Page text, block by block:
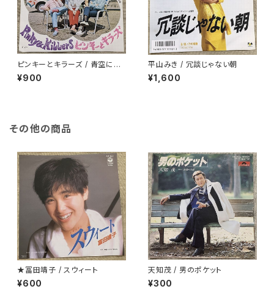
ピンキーとキラーズ / 青空にと
び出せ!
¥900
平山みき / 冗談じゃない朝
¥1,600
その他の商品
★冨田靖子 / スウィート
¥600
天知茂 / 男のポケット
¥300